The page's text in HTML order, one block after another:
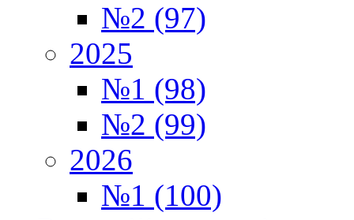
№2 (97)
2025
№1 (98)
№2 (99)
2026
№1 (100)